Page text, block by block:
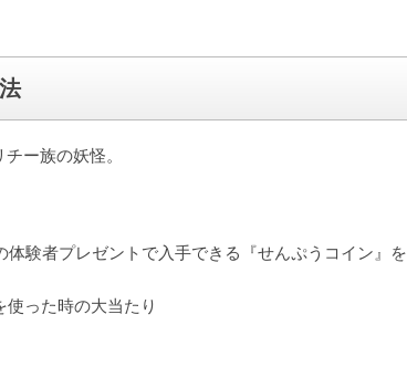
ー族の妖怪。
験者プレゼントで入手できる『せんぷうコイン』を
った時の大当たり